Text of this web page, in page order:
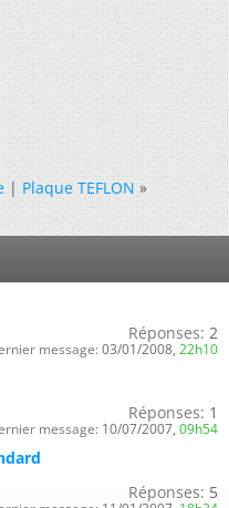
|Plaque TEFLON »
Réponses: 2
message: 03/01/2008, 22h10
Réponses: 1
message: 10/07/2007, 09h54
Réponses: 5